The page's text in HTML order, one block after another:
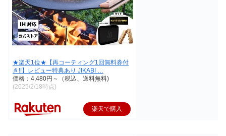
★楽天1位★【再コーティング1回無料券付
き!!】レビュー特典あり JIKABI …
価格：4,480円～（税込、送料無料)
(2025/2/18時点)
楽天で購入